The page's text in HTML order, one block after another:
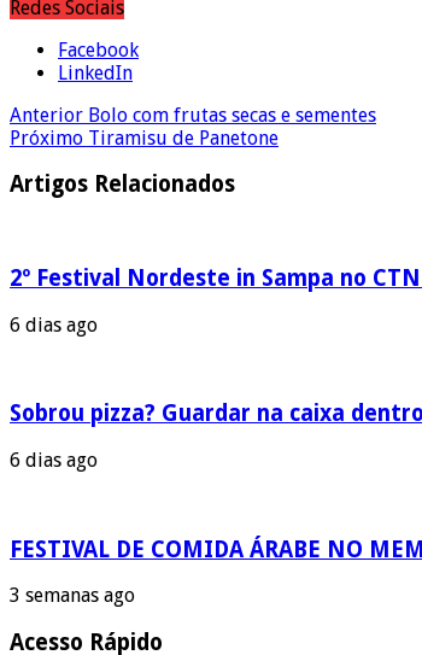
Redes Sociais
Facebook
LinkedIn
Anterior Bolo com frutas secas e sementes
Próximo Tiramisu de Panetone
Artigos Relacionados
2º Festival Nordeste in Sampa no
6 dias ago
Sobrou pizza? Guardar na caixa
6 dias ago
FESTIVAL DE COMIDA ÁRABE NO
3 semanas ago
Acesso Rápido